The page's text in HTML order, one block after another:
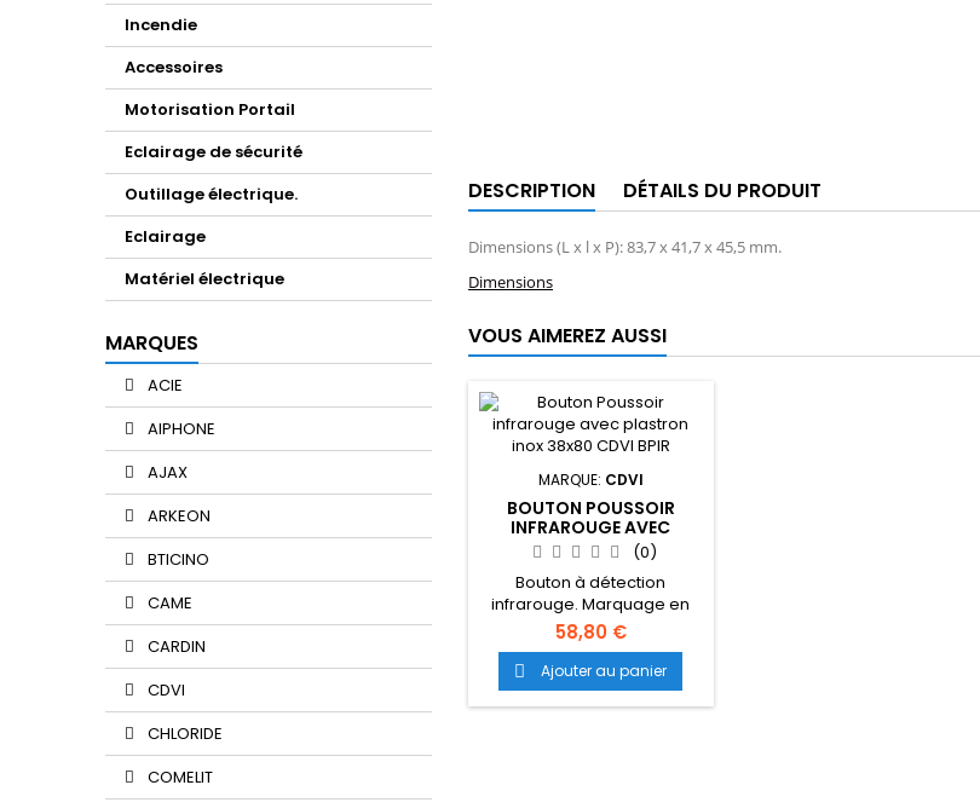
Incendie
Accessoires
Motorisation Portail
Eclairage de sécurité
Outillage électrique.
Eclairage
Matériel électrique
MARQUES
ACIE
AIPHONE
AJAX
ARKEON
BTICINO
CAME
CARDIN
CDVI
CHLORIDE
COMELIT
DESCRIPTION DÉTAILS DU PRODUIT
Dimensions (L x l x P): 83,7 x 41,7 x 45,5 mm.
Dimensions
VOUS AIMEREZ AUSSI
MARQUE: CDVI
BOUTON POUSSOIR
INFRAROUGE AVEC
PLASTRON INOX 38X80
(0)
Bouton à détection
infrarouge. Marquage en
braille pour mal voyant.
Nécessite une alimentation
12 V DC
58,80 €
 Ajouter au panier